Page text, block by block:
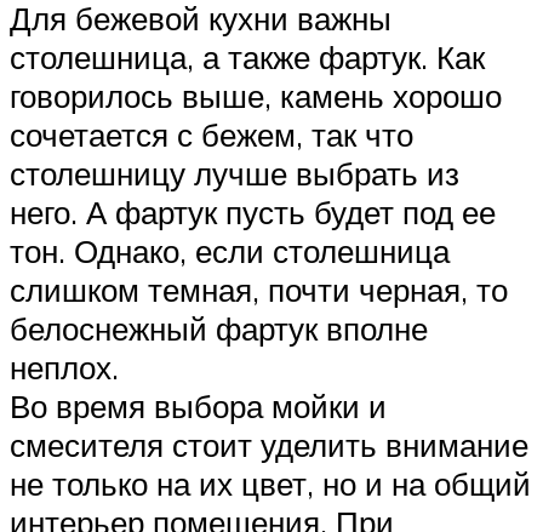
Для бежевой кухни важны
столешница, а также фартук. Как
говорилось выше, камень хорошо
сочетается с бежем, так что
столешницу лучше выбрать из
него. А фартук пусть будет под ее
тон. Однако, если столешница
слишком темная, почти черная, то
белоснежный фартук вполне
неплох.
Во время выбора мойки и
смесителя стоит уделить внимание
не только на их цвет, но и на общий
интерьер помещения. При